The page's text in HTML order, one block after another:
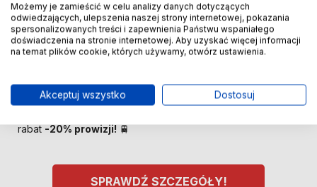
Nowość
🚢 Bezpośredni import z Chin –
rabat -20% prowizji! 🚆
SPRAWDŹ SZCZEGÓŁY!
Możemy je zamieścić w celu analizy danych dotyczących
odwiedzających, ulepszenia naszej strony internetowej, pokazania
spersonalizowanych treści i zapewnienia Państwu wspaniałego
doświadczenia na stronie internetowej. Aby uzyskać więcej informacji
na temat plików cookie, których używamy, otwórz ustawienia.
Akceptuj wszystko Dostosuj